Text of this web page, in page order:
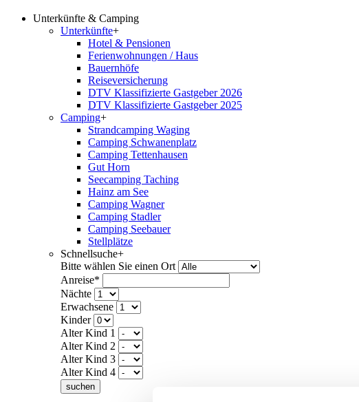
Unterkünfte & Camping
Unterkünfte+
Hotel & Pensionen
Ferienwohnungen / Haus
Bauernhöfe
Reiseversicherung
DTV Klassifizierte Gastgeber 2026
DTV Klassifizierte Gastgeber 2025
Camping+
Strandcamping Waging
Camping Schwanenplatz
Camping Tettenhausen
Gut Horn
Seecamping Taching
Hainz am See
Camping Wagner
Camping Stadler
Camping Seebauer
Stellplätze
Schnellsuche+
Bitte wählen Sie einen Ort
Anreise*
Nächte
Erwachsene
Kinder
Alter Kind 1
Alter Kind 2
Alter Kind 3
Alter Kind 4
suchen